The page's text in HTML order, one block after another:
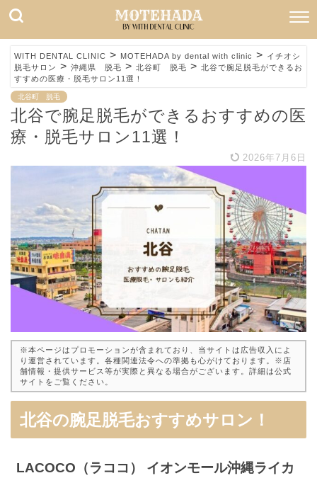
WITH DENTAL CLINIC > MOTEHADA by dental with clinic > イチオシ
脱毛サロン > 沖縄県 脱毛 > 北谷町 脱毛 > 北谷で腕足脱毛ができるお
すすめの医療・脱毛サロン11選！
北谷町 脱毛
北谷で腕足脱毛ができるおすすめの医
療・脱毛サロン11選！
2026年7月6日
※本ページはプロモーションが含まれており、当サイトは広告収入によ
り運営されています。各種関連法令への準拠も心がけております。※店
舗情報・提供サービス等が実際と異なる場合がございます。詳細は公式
サイトをご覧ください。
北谷の腕足脱毛おすすめサロン！
LACOCO（ラココ） イオンモール沖縄ライカ